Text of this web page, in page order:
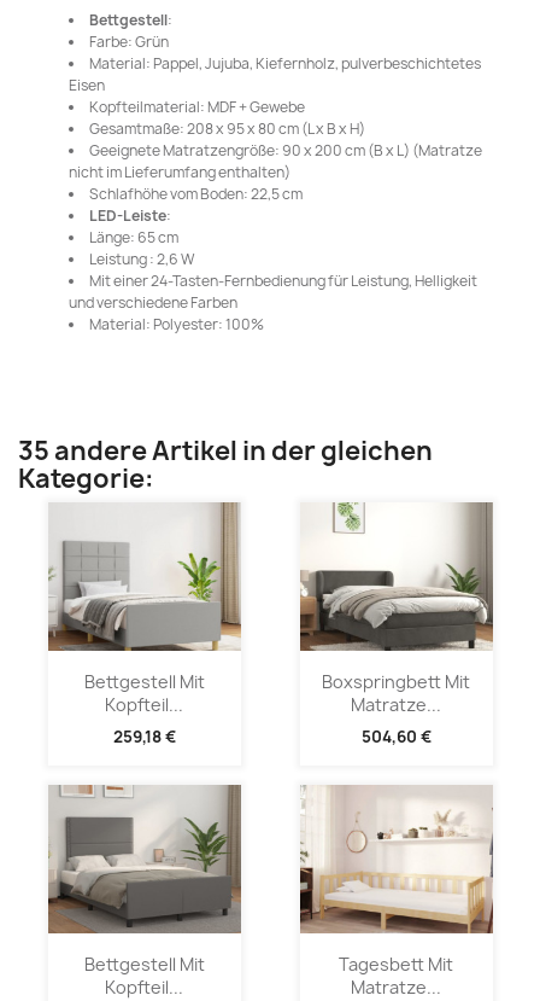
Bettgestell:
Farbe: Grün
Material: Pappel, Jujuba, Kiefernholz, pulverbeschichtetes
Eisen
Kopfteilmaterial: MDF + Gewebe
Gesamtmaße: 208 x 95 x 80 cm (L x B x H)
Geeignete Matratzengröße: 90 x 200 cm (B x L) (Matratze
nicht im Lieferumfang enthalten)
Schlafhöhe vom Boden: 22,5 cm
LED-Leiste:
Länge: 65 cm
Leistung : 2,6 W
Mit einer 24-Tasten-Fernbedienung für Leistung, Helligkeit
und verschiedene Farben
Material: Polyester: 100%
35 andere Artikel in der gleichen
Kategorie:
Bettgestell Mit
Kopfteil...
259,18 €
Boxspringbett Mit
Matratze...
504,60 €
Bettgestell Mit
Kopfteil...
Tagesbett Mit
Matratze...